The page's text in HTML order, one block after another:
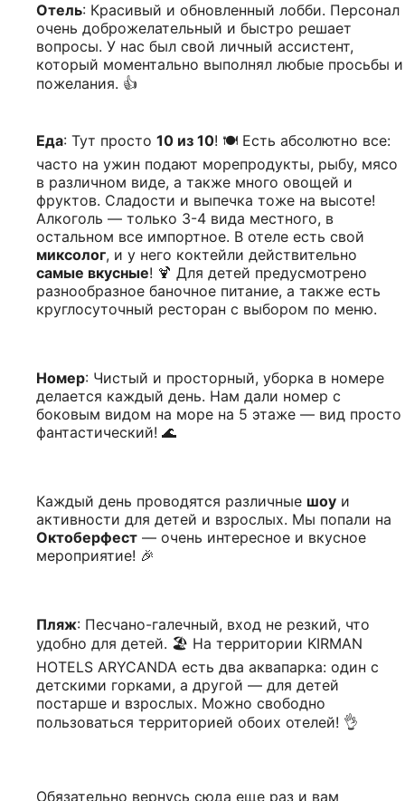
Отель: Красивый и обновленный лобби. Персонал
очень доброжелательный и быстро решает
вопросы. У нас был свой личный ассистент,
который моментально выполнял любые просьбы и
пожелания. 👍
Еда: Тут просто 10 из 10! 🍽️ Есть абсолютно все:
часто на ужин подают морепродукты, рыбу, мясо
в различном виде, а также много овощей и
фруктов. Сладости и выпечка тоже на высоте!
Алкоголь — только 3-4 вида местного, в
остальном все импортное. В отеле есть свой
миксолог, и у него коктейли действительно
самые вкусные! 🍹 Для детей предусмотрено
разнообразное баночное питание, а также есть
круглосуточный ресторан с выбором по меню.
Номер: Чистый и просторный, уборка в номере
делается каждый день. Нам дали номер с
боковым видом на море на 5 этаже — вид просто
фантастический! 🌊
Каждый день проводятся различные шоу и
активности для детей и взрослых. Мы попали на
Октоберфест — очень интересное и вкусное
мероприятие! 🎉
Пляж: Песчано-галечный, вход не резкий, что
удобно для детей. 🏖️ На территории KIRMAN
HOTELS ARYCANDA есть два аквапарка: один с
детскими горками, а другой — для детей
постарше и взрослых. Можно свободно
пользоваться территорией обоих отелей! 👌
Обязательно вернусь сюда еще раз и вам